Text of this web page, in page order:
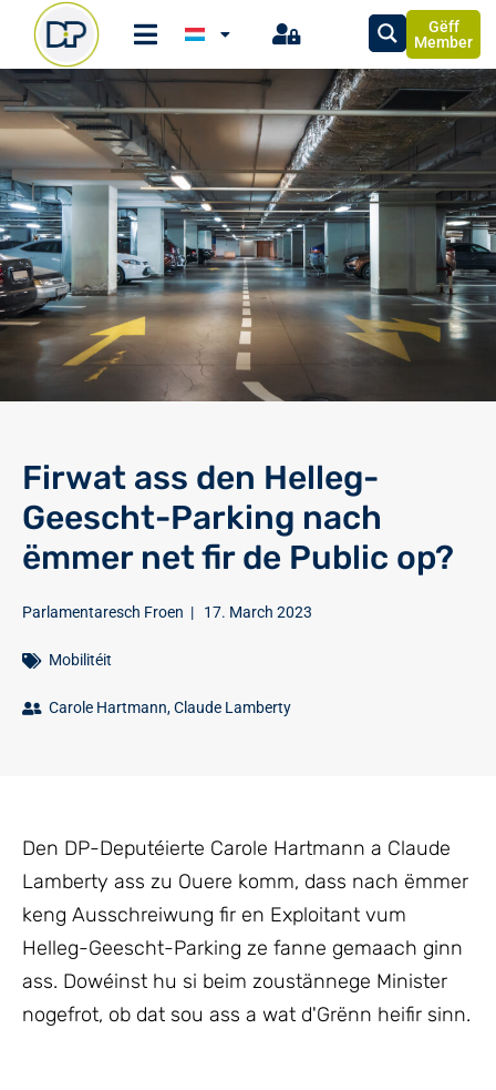
Gëff
Member
Firwat ass den Helleg-
Geescht-Parking nach
ëmmer net fir de Public op?
Parlamentaresch Froen | 17. March 2023
Mobilitéit
Carole Hartmann,Claude Lamberty
Den DP-Deputéierte Carole Hartmann a Claude
Lamberty ass zu Ouere komm, dass nach ëmmer
keng Ausschreiwung fir en Exploitant vum
Helleg-Geescht-Parking ze fanne gemaach ginn
ass. Dowéinst hu si beim zoustännege Minister
nogefrot, ob dat sou ass a wat d'Grënn heifir sinn.